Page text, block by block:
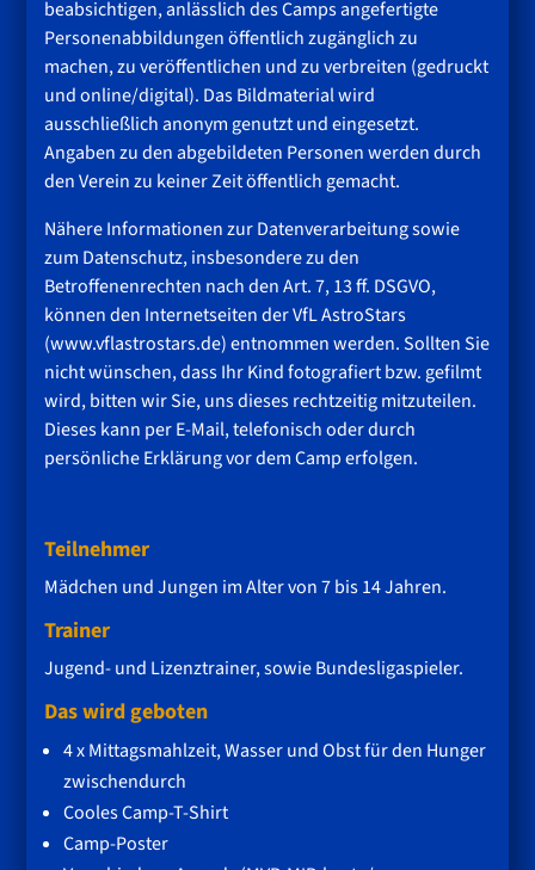
beabsichtigen, anlässlich des Camps angefertigte
Personenabbildungen öffentlich zugänglich zu
machen, zu veröffentlichen und zu verbreiten (gedruckt
und online/digital). Das Bildmaterial wird
ausschließlich anonym genutzt und eingesetzt.
Angaben zu den abgebildeten Personen werden durch
den Verein zu keiner Zeit öffentlich gemacht.
Nähere Informationen zur Datenverarbeitung sowie
zum Datenschutz, insbesondere zu den
Betroffenenrechten nach den Art. 7, 13 ff. DSGVO,
können den Internetseiten der VfL AstroStars
(www.vflastrostars.de) entnommen werden. Sollten Sie
nicht wünschen, dass Ihr Kind fotografiert bzw. gefilmt
wird, bitten wir Sie, uns dieses rechtzeitig mitzuteilen.
Dieses kann per E-Mail, telefonisch oder durch
persönliche Erklärung vor dem Camp erfolgen.
Teilnehmer
Mädchen und Jungen im Alter von 7 bis 14 Jahren.
Trainer
Jugend- und Lizenztrainer, sowie Bundesligaspieler.
Das wird geboten
4 x Mittagsmahlzeit, Wasser und Obst für den Hunger
zwischendurch
Cooles Camp-T-Shirt
Camp-Poster